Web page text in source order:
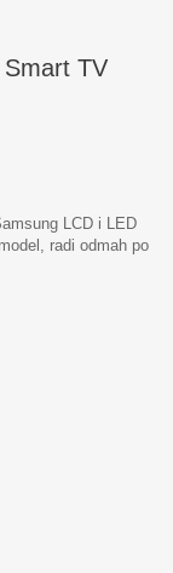
TV
LCD i LED
radi odmah po